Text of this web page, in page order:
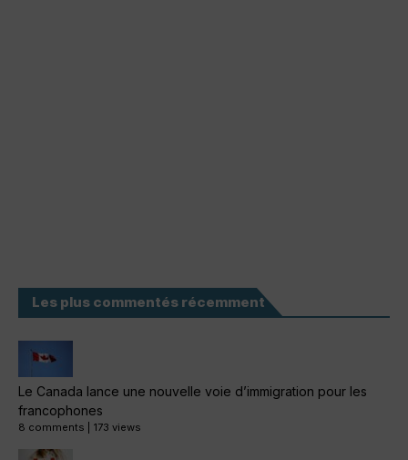
Les plus commentés récemment
Le Canada lance une nouvelle voie d’immigration pour les
francophones
8 comments 173 views